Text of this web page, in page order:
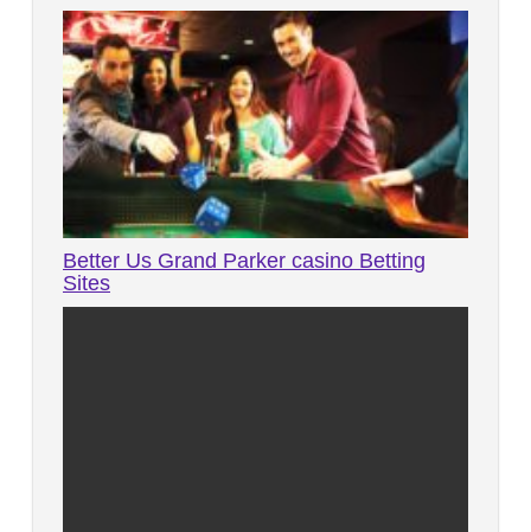
Better Us Grand Parker casino Betting
Sites